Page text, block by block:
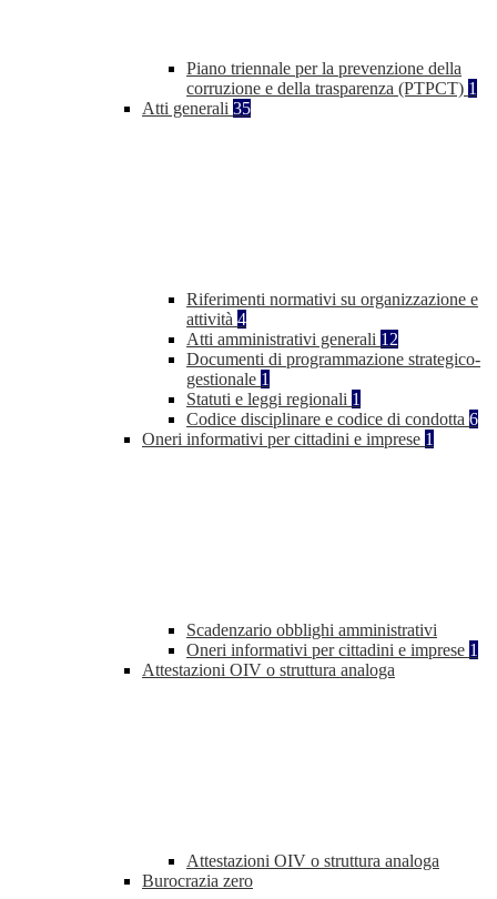
Piano triennale per la prevenzione della
corruzione e della trasparenza (PTPCT) 1
Atti generali 35
Riferimenti normativi su organizzazione e
attività 4
Atti amministrativi generali 12
Documenti di programmazione strategico-
gestionale 1
Statuti e leggi regionali 1
Codice disciplinare e codice di condotta 6
Oneri informativi per cittadini e imprese 1
Scadenzario obblighi amministrativi
Oneri informativi per cittadini e imprese 1
Attestazioni OIV o struttura analoga
Attestazioni OIV o struttura analoga
Burocrazia zero